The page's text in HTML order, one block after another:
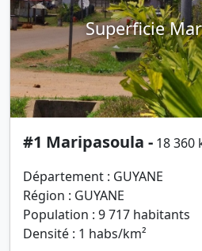
Superficie
#1 Maripasoula - 18 360
Département : GUYANE
Région : GUYANE
Population : 9 717 habitants
Densité : 1 habs/km²